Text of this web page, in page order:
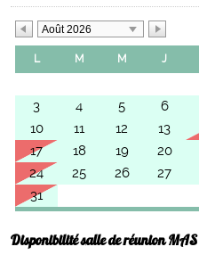
Août 2026
L M M J
3
4 5 6
10
11 12 13
17
18 19 20
24
25 26 27
31
Disponibilité salle de réunion MAS